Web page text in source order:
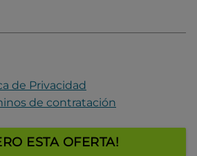
de Privacidad
de contratación
ESTA OFERTA!